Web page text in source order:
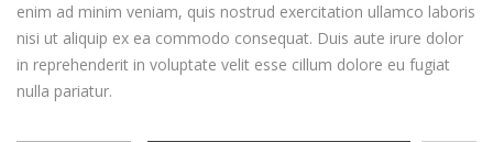
enim ad minim veniam, quis nostrud exercitation ullamco laboris
nisi ut aliquip ex ea commodo consequat. Duis aute irure dolor
in reprehenderit in voluptate velit esse cillum dolore eu fugiat
nulla pariatur.